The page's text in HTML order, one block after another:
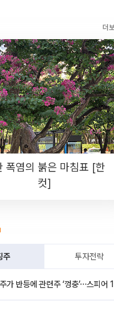
폭염의 붉은 마침표 [한
컷]
주 투자전략